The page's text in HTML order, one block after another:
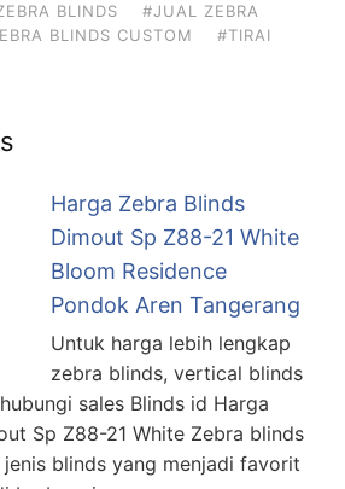
BLINDS
#JUAL ZEBRA
BLINDS CUSTOM
#TIRAI
Harga Zebra Blinds
Dimout Sp Z88-21 White
Bloom Residence
Pondok Aren Tangerang
Untuk harga lebih lengkap
zebra blinds, vertical blinds
sales Blinds id Harga
Sp Z88-21 White Zebra blinds
blinds yang menjadi favorit